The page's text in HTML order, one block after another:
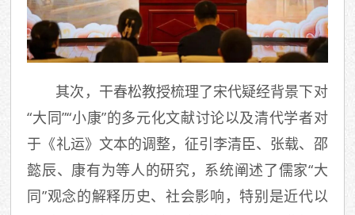
其次，干春松教授梳理了宋代疑经背景下对
“大同”“小康”的多元化文献讨论以及清代学者对
于《礼运》文本的调整，征引李清臣、张载、邵
懿辰、康有为等人的研究，系统阐述了儒家“大
同”观念的解释历史、社会影响，特别是近代以